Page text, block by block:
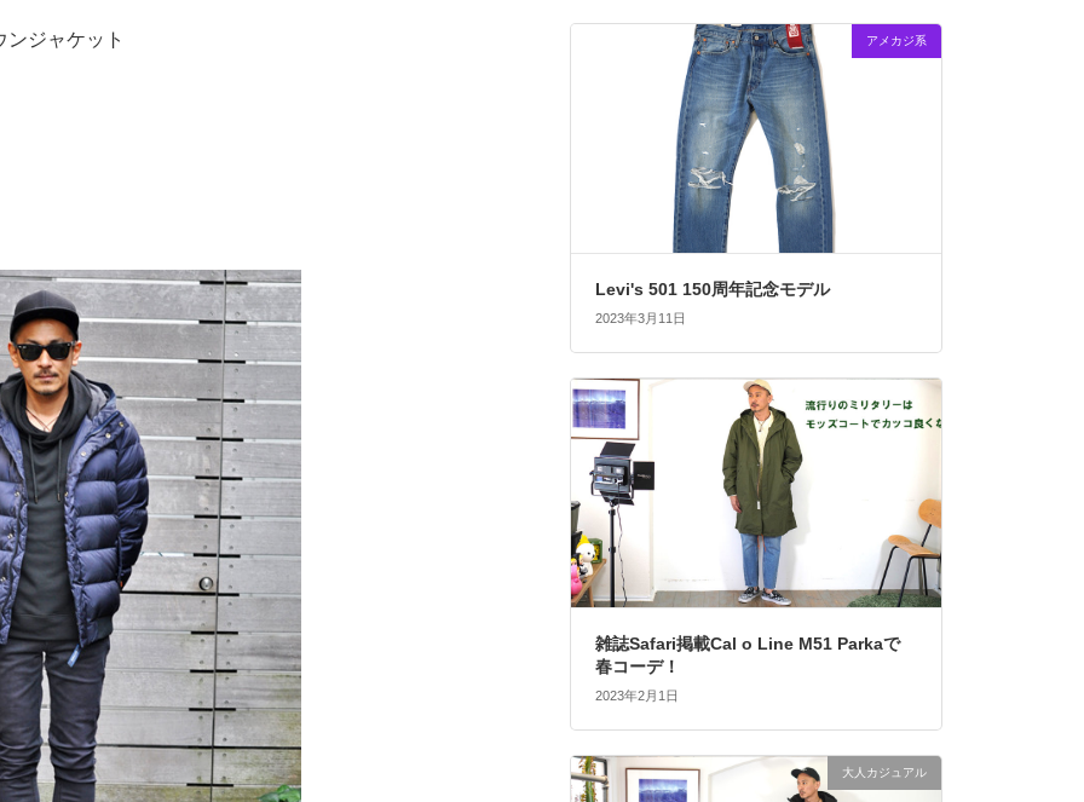
ンジャケット アメカジ系
Levi's 501 150周年記念モデル
2023年3月11日
雑誌Safari掲載Cal o Line M51 Parkaで
春コーデ！
2023年2月1日
大人カジュアル